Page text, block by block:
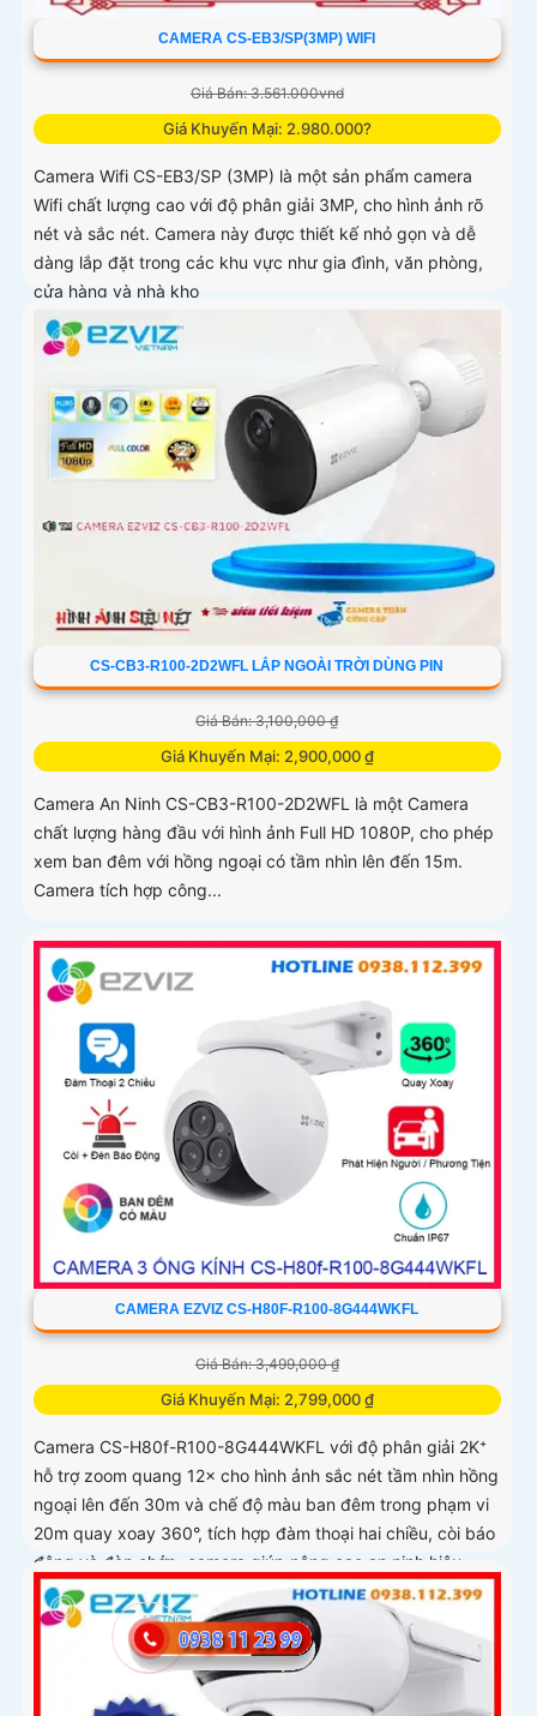
CAMERA CS-EB3/SP(3MP) WIFI
Giá Bán: 3.561.000vnd
Giá Khuyến Mại: 2.980.000?
Camera Wifi CS-EB3/SP (3MP) là một sản phẩm camera
Wifi chất lượng cao với độ phân giải 3MP, cho hình ảnh rõ
nét và sắc nét. Camera này được thiết kế nhỏ gọn và dễ
dàng lắp đặt trong các khu vực như gia đình, văn phòng,
cửa hàng và nhà kho
CS-CB3-R100-2D2WFL LẮP NGOÀI TRỜI DÙNG PIN
Giá Bán: 3,100,000 ₫
Giá Khuyến Mại: 2,900,000 ₫
Camera An Ninh CS-CB3-R100-2D2WFL là một Camera
chất lượng hàng đầu với hình ảnh Full HD 1080P, cho phép
xem ban đêm với hồng ngoại có tầm nhìn lên đến 15m.
Camera tích hợp công...
CAMERA EZVIZ CS-H80F-R100-8G444WKFL
Giá Bán: 3,499,000 ₫
Giá Khuyến Mại: 2,799,000 ₫
Camera CS-H80f-R100-8G444WKFL với độ phân giải 2K⁺
hỗ trợ zoom quang 12× cho hình ảnh sắc nét tầm nhìn hồng
ngoại lên đến 30m và chế độ màu ban đêm trong phạm vi
20m quay xoay 360°, tích hợp đàm thoại hai chiều, còi báo
động và đèn chớp, camera giúp nâng cao an ninh hiệu
quả. Đạt chuẩn IP67 có khả năng chống bụi, nước, đảm
bảo hoạt động ổn định trong mọi điều kiện thời tiết